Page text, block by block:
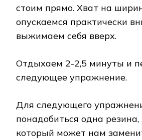
стоим прямо. Хват на
опускаемся практически
выжимаем себя вверх.
Отдыхаем 2-2,5 минуты и
следующее упражнение.
Для следующего
понадобиться одна
который может нам